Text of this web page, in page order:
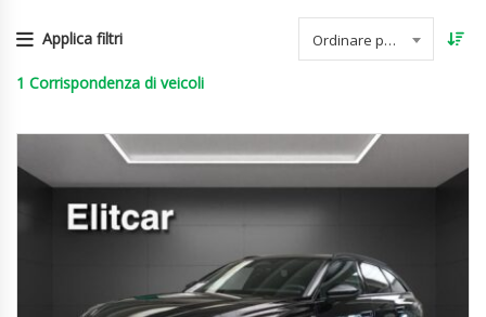
Applica filtri Ordinare per data
1 Corrispondenza di veicoli